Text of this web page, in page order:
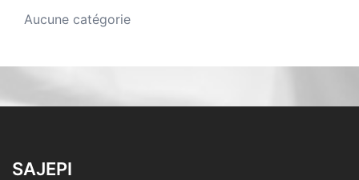
Aucune catégorie
SAJEPI